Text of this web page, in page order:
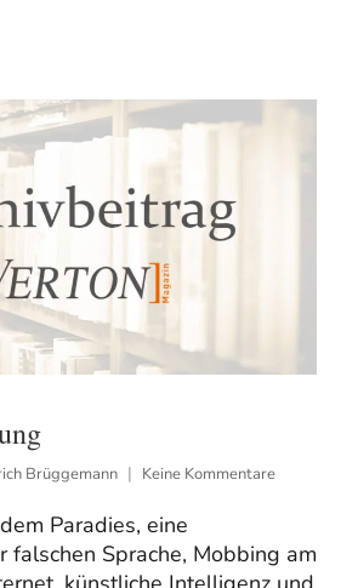
Brüggemann Keine Kommentare
Paradies, eine
falschen Sprache, Mobbing am